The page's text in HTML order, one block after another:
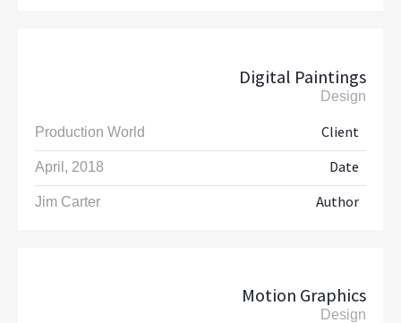
Digital Paintings
Design
Client
Production World
Date
April, 2018
Author
Jim Carter
Motion Graphics
Design